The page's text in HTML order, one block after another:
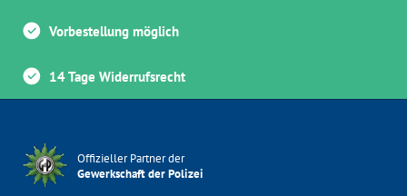
Vorbestellung möglich
14 Tage Widerrufsrecht
Offizieller Partner der
Gewerkschaft der Polizei